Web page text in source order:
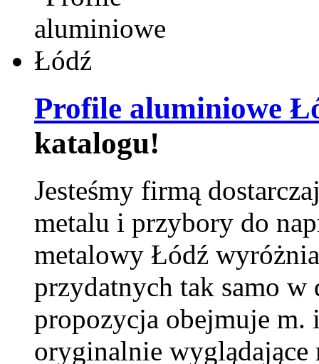
Profile aluminiowe
katalogu!
Jesteśmy firmą
metalu i przybory do
metalowy Łódź
przydatnych tak samo w
propozycja obejmuje m.
oryginalnie wyglądające